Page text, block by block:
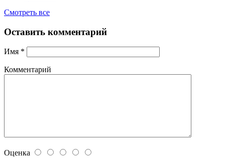
Смотреть все
Оставить комментарий
Имя *
Комментарий
Оценка